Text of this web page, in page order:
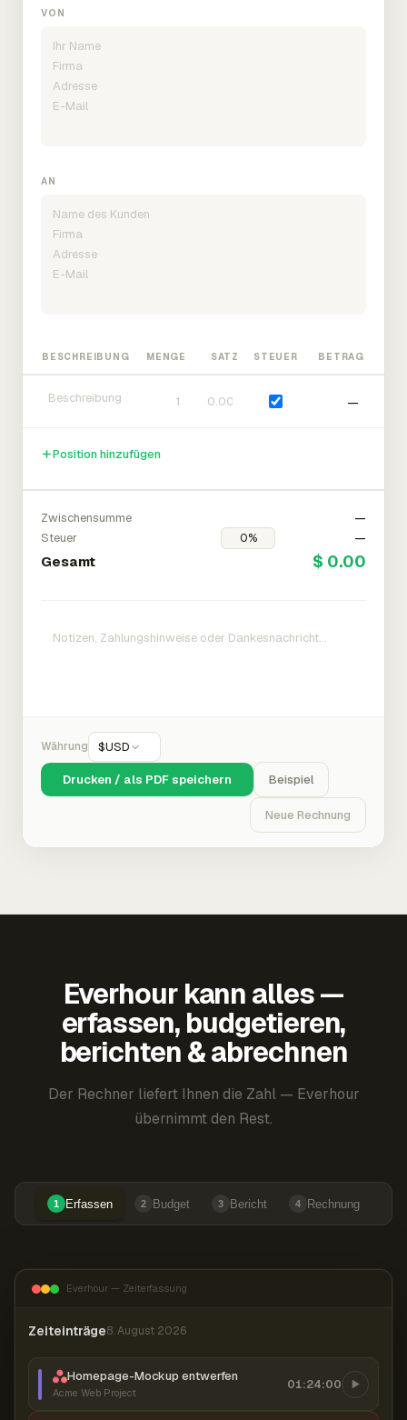
VON
AN
BESCHREIBUNG MENGE SATZ STEUER BETRAG
—
Position hinzufügen
Zwischensumme
—
Steuer
—
Gesamt $ 0.00
Währung $USD
Drucken / als PDF speichern Beispiel
Neue Rechnung
Everhour kann alles —
erfassen, budgetieren,
berichten & abrechnen
Der Rechner liefert Ihnen die Zahl — Everhour
übernimmt den Rest.
1 Erfassen 2 Budget 3 Bericht 4 Rechnung
Everhour — Zeiterfassung
Zeiteinträge8. August 2026
Homepage-Mockup entwerfen
Acme Web Project
01:24:00